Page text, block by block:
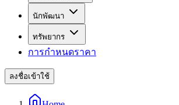
นักพัฒนา
ทรัพยากร
การกำหนดราคา
ลงชื่อเข้าใช้